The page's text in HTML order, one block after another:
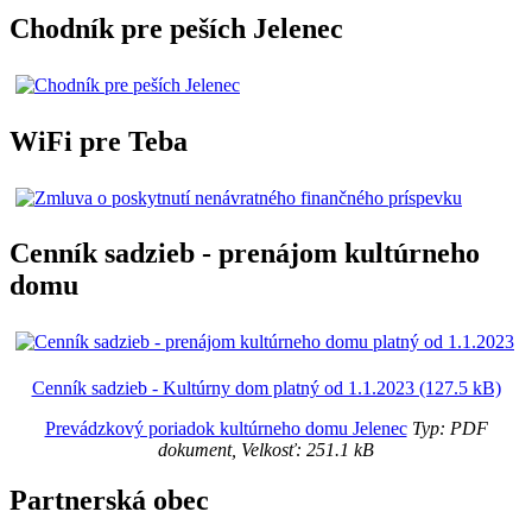
Chodník pre peších Jelenec
WiFi pre Teba
Cenník sadzieb - prenájom kultúrneho
domu
Cenník sadzieb - Kultúrny dom platný od 1.1.2023 (127.5 kB)
Prevádzkový poriadok kultúrneho domu JelenecTyp: PDF
dokument, Velkosť: 251.1 kB
Partnerská obec